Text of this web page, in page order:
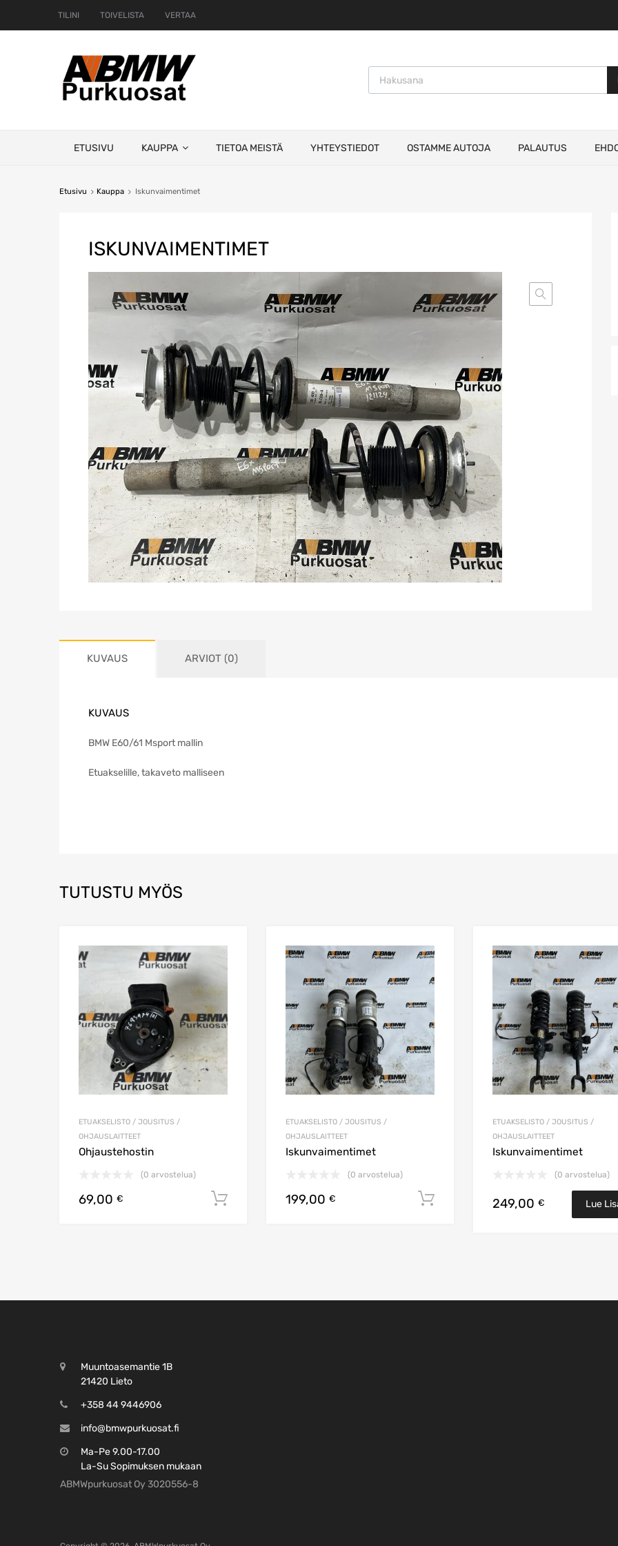
TILINI TOIVELISTA VERTAA
Products search
ETUSIVU KAUPPA TIETOA MEISTÄ YHTEYSTIEDOT OSTAMME AUTOJA PALAUTUS
Etusivu Kauppa Iskunvaimentimet
ISKUNVAIMENTIMET
KUVAUS ARVIOT (0)
KUVAUS
BMW E60/61 Msport mallin
Etuakselille, takaveto malliseen
TUTUSTU MYÖS
Lisää toivelistaan
ETUAKSELISTO / JOUSITUS /
OHJAUSLAITTEET
Ohjaustehostin
(0 arvostelua)
69,00 € Lisää ostoskoriin
Lisää toivelistaan
ETUAKSELISTO / JOUSITUS /
OHJAUSLAITTEET
Iskunvaimentimet
(0 arvostelua)
199,00 € Lisää ostoskoriin
ETUAKSELISTO / JOUSITUS /
OHJAUSLAITTEET
Iskunvaimentimet
(0 arvostelua)
249,00 € Lue
Muuntoasemantie 1B
21420 Lieto
+358 44 9446906
info@bmwpurkuosat.fi
Ma-Pe 9.00-17.00
La-Su Sopimuksen mukaan
ABMWpurkuosat Oy 3020556-8